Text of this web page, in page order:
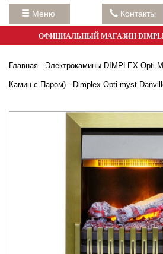
Меню Контакты
ОФИЦИАЛЬНЫЙ МАГАЗИН
Главная - Электрокамины DIMPLEX Opti-
Камин с Паром) - Dimplex Opti-myst